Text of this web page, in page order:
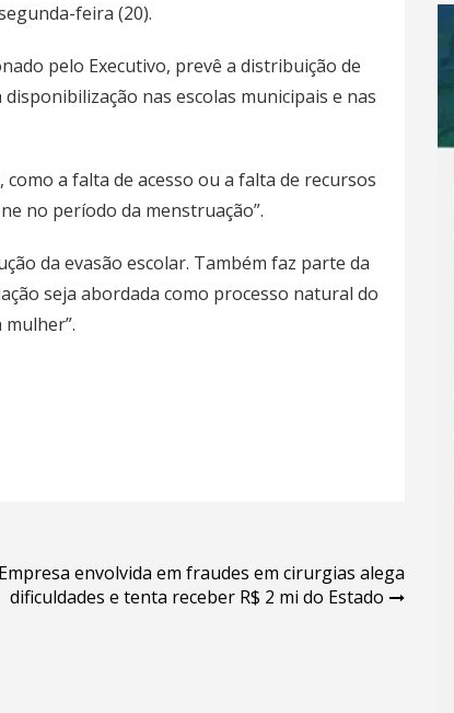
feira (20).
pelo Executivo, prevê a distribuição de
nas escolas municipais e nas
a falta de acesso ou a falta de recursos
no período da menstruação”.
da evasão escolar. Também faz parte da
seja abordada como processo natural do
Empresa envolvida em fraudes em cirurgias alega
dificuldades e tenta receber R$ 2 mi do Estado